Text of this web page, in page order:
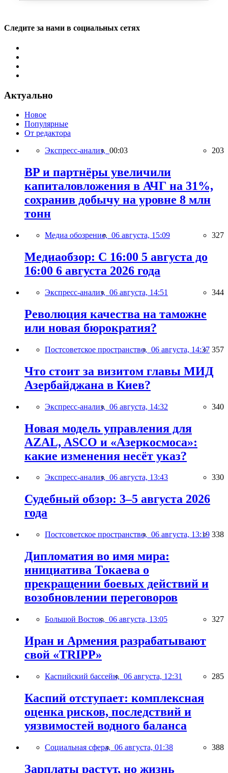
Следите за нами в социальных сетях
Актуально
Новое
Популярные
От редактора
Экспресс-анализ, 00:03 203
BP и партнёры увеличили
капиталовложения в АЧГ на 31%,
сохранив добычу на уровне 8 млн
тонн
Медиа обозрение, 06 августа, 15:09 327
Медиаобзор: С 16:00 5 августа до
16:00 6 августа 2026 года
Экспресс-анализ, 06 августа, 14:51 344
Революция качества на таможне
или новая бюрократия?
Постсоветское пространство, 06 августа, 14:37 357
Что стоит за визитом главы МИД
Азербайджана в Киев?
Экспресс-анализ, 06 августа, 14:32 340
Новая модель управления для
AZAL, ASCO и «Азеркосмоса»:
какие изменения несёт указ?
Экспресс-анализ, 06 августа, 13:43 330
Судебный обзор: 3–5 августа 2026
года
Постсоветское пространство, 06 августа, 13:19 338
Дипломатия во имя мира:
инициатива Токаева о
прекращении боевых действий и
возобновлении переговоров
Большой Восток, 06 августа, 13:05 327
Иран и Армения разрабатывают
свой «TRIPP»
Каспийский бассейн, 06 августа, 12:31 285
Каспий отступает: комплексная
оценка рисков, последствий и
уязвимостей водного баланса
Социальная сфера, 06 августа, 01:38 388
Зарплаты растут, но жизнь